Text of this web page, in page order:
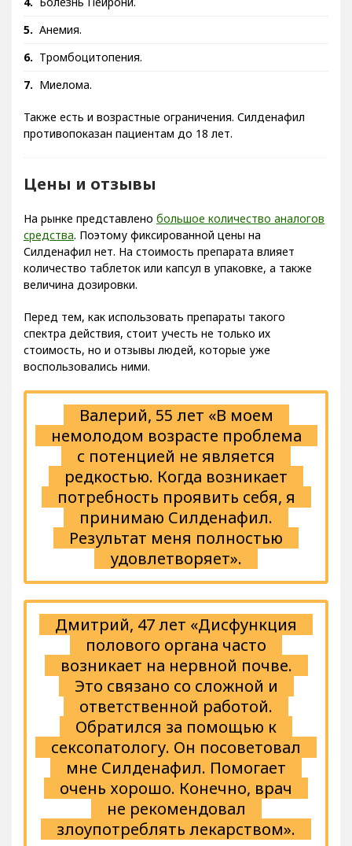
Анемия.
Тромбоцитопения.
Миелома.
Также есть и возрастные ограничения. Силденафил
противопоказан пациентам до 18 лет.
Цены и отзывы
На рынке представлено большое количество аналогов
средства. Поэтому фиксированной цены на
Силденафил нет. На стоимость препарата влияет
количество таблеток или капсул в упаковке, а также
величина дозировки.
Перед тем, как использовать препараты такого
спектра действия, стоит учесть не только их
стоимость, но и отзывы людей, которые уже
воспользовались ними.
Валерий, 55 лет «В моем
немолодом возрасте проблема
с потенцией не является
редкостью. Когда возникает
потребность проявить себя, я
принимаю Силденафил.
Результат меня полностью
удовлетворяет».
Дмитрий, 47 лет «Дисфункция
полового органа часто
возникает на нервной почве.
Это связано со сложной и
ответственной работой.
Обратился за помощью к
сексопатологу. Он посоветовал
мне Силденафил. Помогает
очень хорошо. Конечно, врач
не рекомендовал
злоупотреблять лекарством».